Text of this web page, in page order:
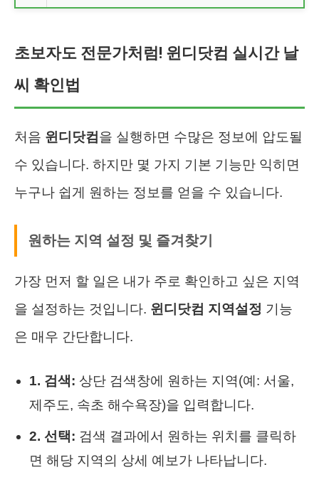
초보자도 전문가처럼! 윈디닷컴 실시간 날
씨 확인법
처음 윈디닷컴 을 실행하면 수많은 정보에 압도될
수 있습니다. 하지만 몇 가지 기본 기능만 익히면
누구나 쉽게 원하는 정보를 얻을 수 있습니다.
원하는 지역 설정 및 즐겨찾기
가장 먼저 할 일은 내가 주로 확인하고 싶은 지역
을 설정하는 것입니다. 윈디닷컴 지역설정 기능
은 매우 간단합니다.
1. 검색: 상단 검색창에 원하는 지역(예: 서울,
제주도, 속초 해수욕장)을 입력합니다.
2. 선택: 검색 결과에서 원하는 위치를 클릭하
면 해당 지역의 상세 예보가 나타납니다.